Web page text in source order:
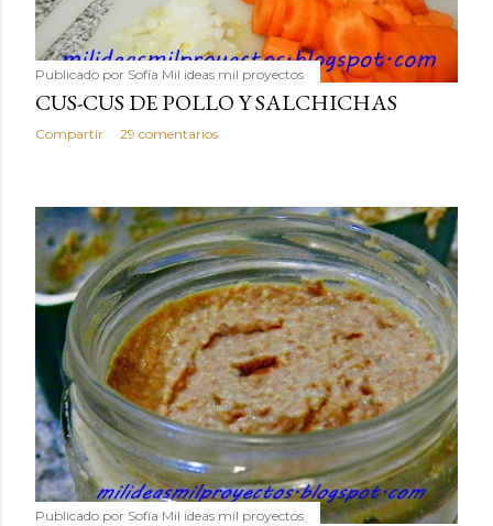
Publicado por Sofía Mil ideas mil proyectos
CUS-CUS DE POLLO Y SALCHICHAS
Compartir 29 comentarios
Publicado por Sofía Mil ideas mil proyectos